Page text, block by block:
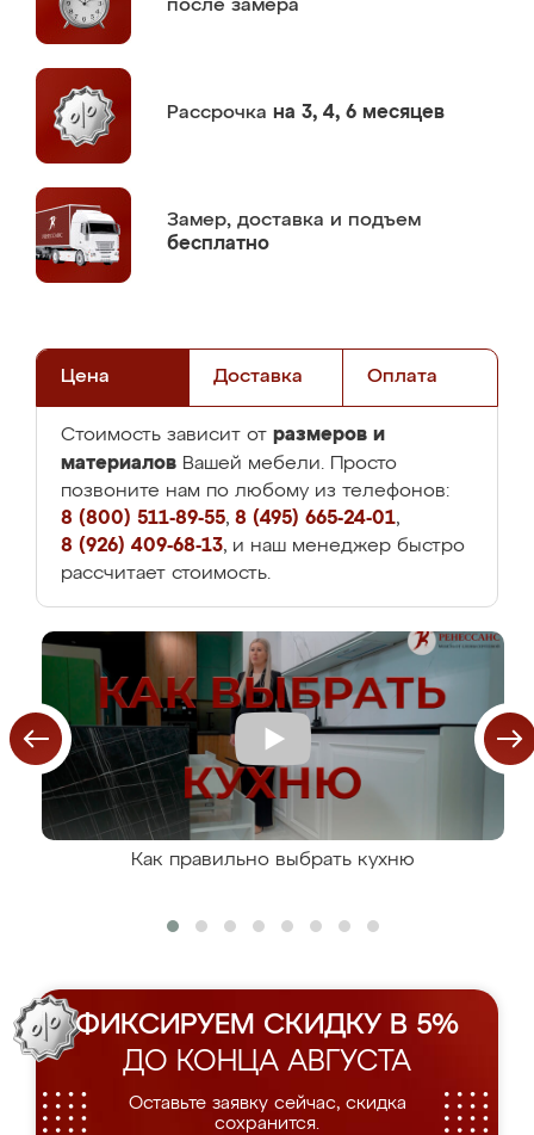
после замера
Рассрочка на 3, 4, 6 месяцев
Замер, доставка и подъем
бесплатно
Цена Доставка Оплата
Стоимость зависит от размеров и
материалов Вашей мебели. Просто
позвоните нам по любому из телефонов:
8 (800) 511-89-55, 8 (495) 665-24-01,
8 (926) 409-68-13, и наш менеджер быстро
рассчитает стоимость.
Как правильно выбрать кухню
ФИКСИРУЕМ СКИДКУ В 5%
ДО КОНЦА АВГУСТА
Оставьте заявку сейчас, скидка
сохранится.